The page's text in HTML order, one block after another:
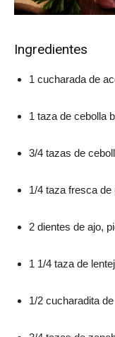
Ingredientes
1 cucharada de
1 taza de cebolla
3/4 tazas de
1/4 taza fresca de
2 dientes de ajo,
1 1/4 taza de
1/2 cucharadita